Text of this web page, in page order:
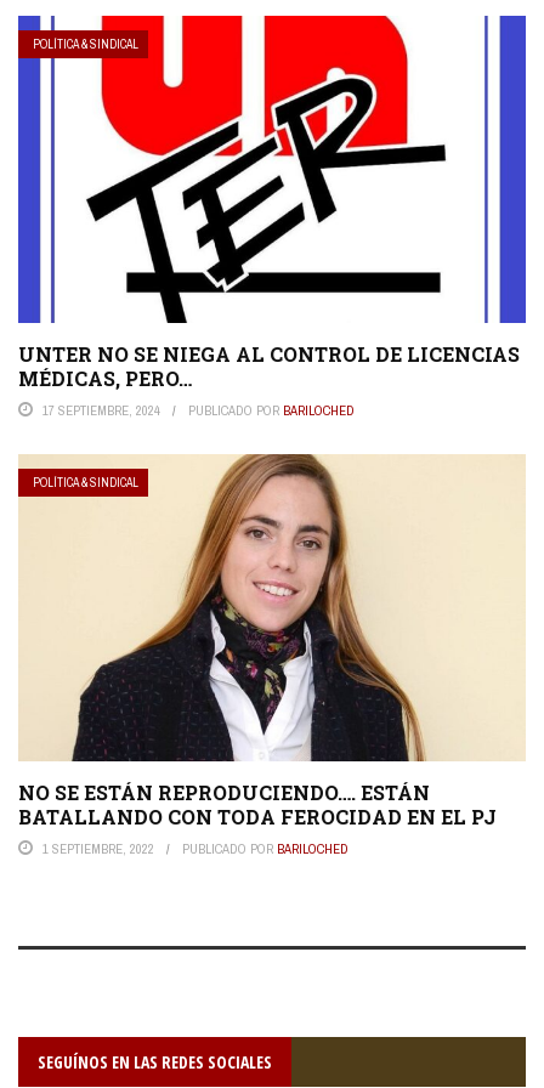
POLÍTICA & SINDICAL
UNTER NO SE NIEGA AL CONTROL DE LICENCIAS
MÉDICAS, PERO…
17 SEPTIEMBRE, 2024 PUBLICADO POR BARILOCHED
POLÍTICA & SINDICAL
NO SE ESTÁN REPRODUCIENDO…. ESTÁN
BATALLANDO CON TODA FEROCIDAD EN EL PJ
1 SEPTIEMBRE, 2022 PUBLICADO POR BARILOCHED
SEGUÍNOS EN LAS REDES SOCIALES